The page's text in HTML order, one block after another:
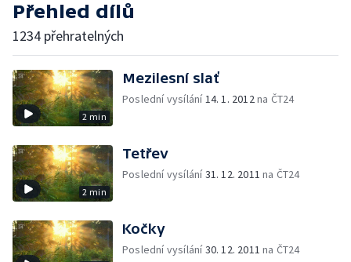
Přehled dílů
1234 přehratelných
2 min
Mezilesní slať
Poslední vysílání14. 1. 2012na ČT24
2 min
Tetřev
Poslední vysílání31. 12. 2011 na ČT24
Kočky
Poslední vysílání30. 12. 2011 na ČT24